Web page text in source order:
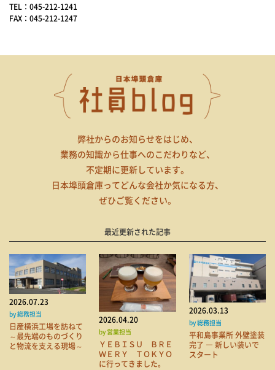
TEL：045-212-1241
FAX：045-212-1247
弊社からのお知らせをはじめ、
業務の知識から仕事へのこだわりなど、
不定期に更新しています。
日本埠頭倉庫ってどんな会社か気になる方、
ぜひご覧ください。
最近更新された記事
2026.07.23
by 総務担当
日産横浜工場を訪ねて
～最先端のものづくり
と物流を支える現場～
2026.04.20
by 営業担当
ＹＥＢＩＳＵ ＢＲＥ
ＷＥＲＹ ＴＯＫＹＯ
に行ってきました。
2026.03.13
by 総務担当
平和島事業所 外壁塗装
完了 ― 新しい装いで
スタート